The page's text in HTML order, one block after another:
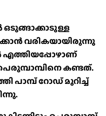
ഒടുങ്ങാക്കാടുള്ള
വരികയായിരുന്നു
കണ്ടത്.
പാമ്പ് റോഡ് മുറിച്ച്